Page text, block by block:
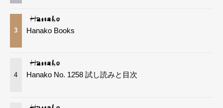
3 Hanako Books
4 Hanako No. 1258 試し読みと目次